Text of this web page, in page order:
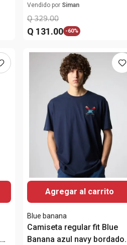
estampado "X" para hombre
Vendido por Siman
Q 329.00
Q 131.00 -60%
Agregar al carrito
Blue banana
Camiseta regular fit Blue
Banana azul navy bordado